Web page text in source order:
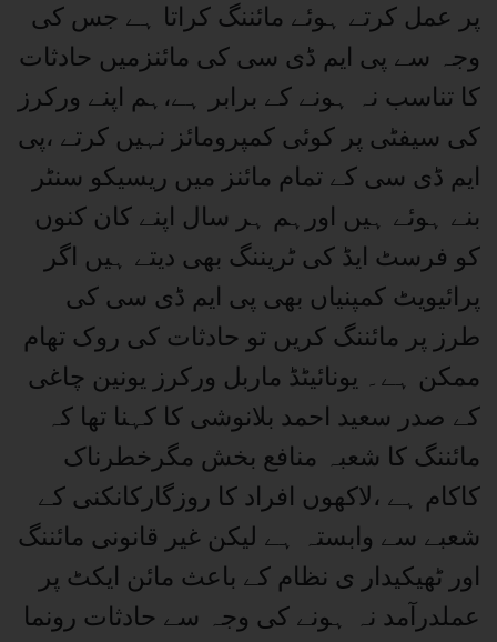
پر عمل کرتے ہوئے مائننگ کراتا ہے جس کی
وجہ سے پی ایم ڈی سی کی مائنزمیں حادثات
کا تناسب نہ ہونے کے برابر ہے،ہم اپنے ورکرز
کی سیفٹی پر کوئی کمپرومائز نہیں کرتے ،پی
ایم ڈی سی کے تمام مائنز میں ریسیکو سنٹر
بنے ہوئے ہیں اورہم ہر سال اپنے کان کنوں
کو فرسٹ ایڈ کی ٹریننگ بھی دیتے ہیں اگر
پرائیویٹ کمپنیاں بھی پی ایم ڈی سی کی
طرز پر مائننگ کریں تو حادثات کی روک تھام
ممکن ہے۔ یونائیٹڈ ماربل ورکرز یونین چاغی
کے صدر سعید احمد بلانوشی کا کہنا تھا کہ
مائننگ کا شعبہ منافع بخش مگرخطرناک
کاکام ہے ،لاکھوں افراد کا روزگارکانکنی کے
شعبے سے وابستہ ہے لیکن غیر قانونی مائننگ
اور ٹھیکیدار ی نظام کے باعث مائن ایکٹ پر
عملدرآمد نہ ہونے کی وجہ سے حادثات رونما